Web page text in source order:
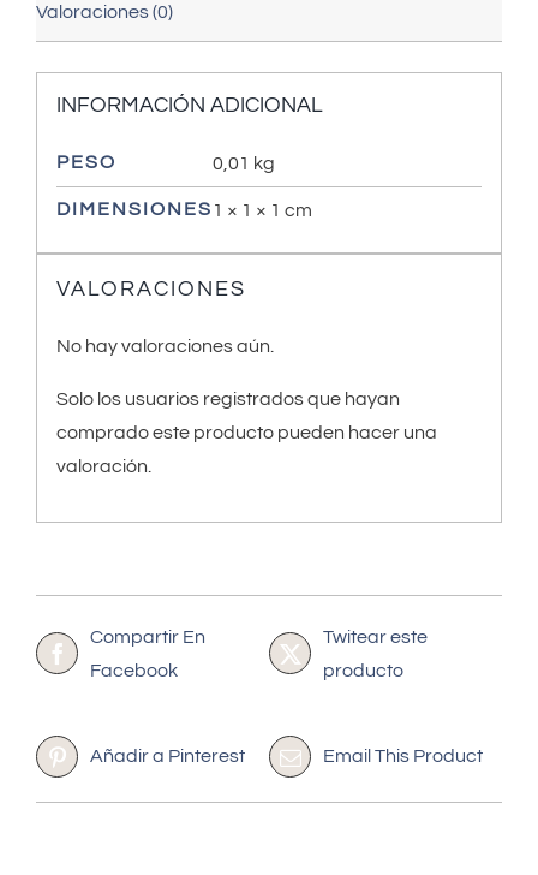
Valoraciones (0)
INFORMACIÓN ADICIONAL
PESO 0,01 kg
DIMENSIONES 1 × 1 × 1 cm
VALORACIONES
No hay valoraciones aún.
Solo los usuarios registrados que hayan
comprado este producto pueden hacer una
valoración.
Compartir En
Facebook
Twitear este
producto
Añadir a Pinterest Email This Product